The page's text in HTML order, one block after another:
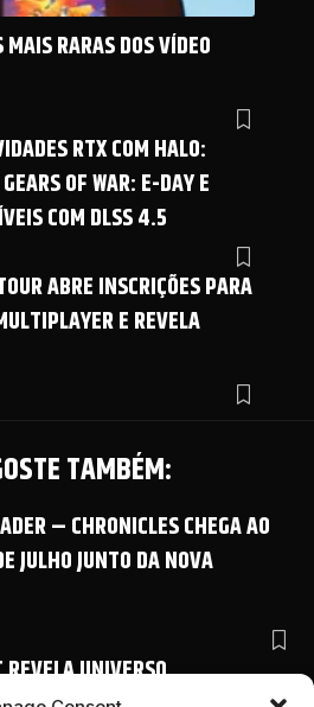
RARAS DOS VÍDEO
RTX COM HALO:
OF WAR: E-DAY E
COM DLSS 4.5
ABRE INSCRIÇÕES PARA
E REVELA
TAMBÉM:
– CHRONICLES CHEGA AO
JULHO JUNTO DA NOVA
UNIVERSO